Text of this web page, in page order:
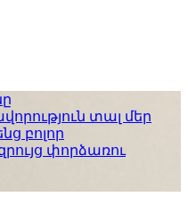
տալ մեր
բոլոր
փորձառու